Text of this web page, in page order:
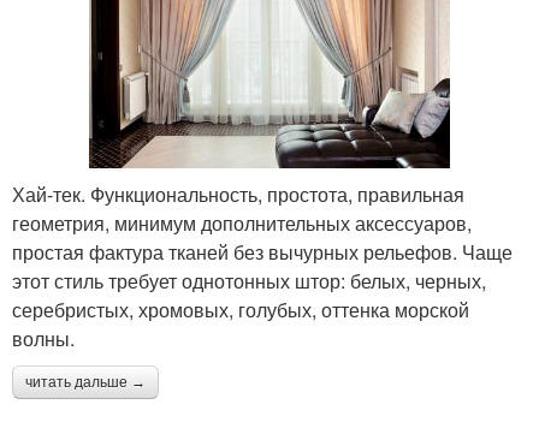
Хай-тек. Функциональность, простота, правильная
геометрия, минимум дополнительных аксессуаров,
простая фактура тканей без вычурных рельефов. Чаще
этот стиль требует однотонных штор: белых, черных,
серебристых, хромовых, голубых, оттенка морской
волны.
читать дальше →